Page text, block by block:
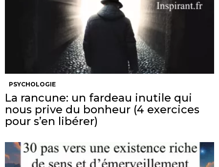
PSYCHOLOGIE
La rancune: un fardeau inutile qui
nous prive du bonheur (4 exercices
pour s’en libérer)